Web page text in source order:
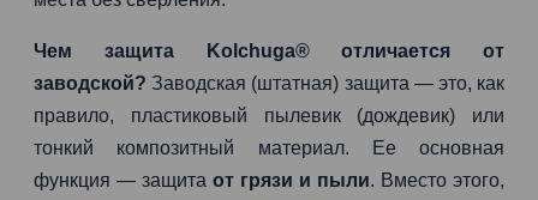
Чем защита Kolchuga® отличается от
заводской? Заводская (штатная) защита — это, как
правило, пластиковый пылевик (дождевик) или
тонкий композитный материал. Ее основная
функция — защита от грязи и пыли. Вместо этого,